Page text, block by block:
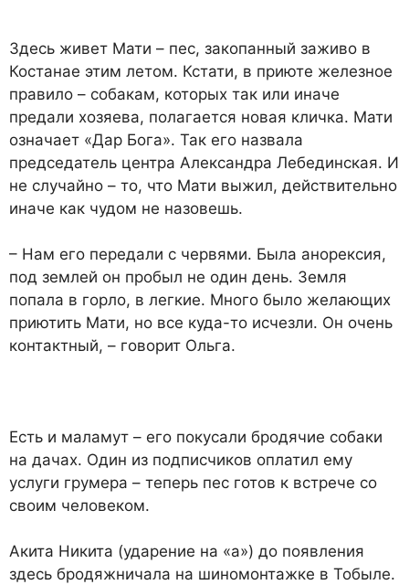
Здесь живет Мати – пес, зако­панный заживо в
Костанае этим летом. Кстати, в приюте желез­ное
правило – собакам, которых так или иначе
предали хозяева, полагается новая кличка. Мати
означает «Дар Бога». Так его назвала
председатель центра Александра Лебединская. И
не случайно – то, что Мати выжил, действительно
иначе как чудом не назовешь.
– Нам его передали с червя­ми. Была анорексия,
под землей он пробыл не один день. Земля
попала в горло, в легкие. Мно­го было желающих
приютить Мати, но все куда-то исчезли. Он очень
контактный, – гово­рит Ольга.
Есть и маламут – его покуса­ли бродячие собаки
на дачах. Один из подписчиков оплатил ему
услуги грумера – теперь пес готов к встрече со
своим че­ловеком.
Акита Никита (ударение на «а») до появления
здесь бро­дяжничала на шиномонтажке в Тобыле.